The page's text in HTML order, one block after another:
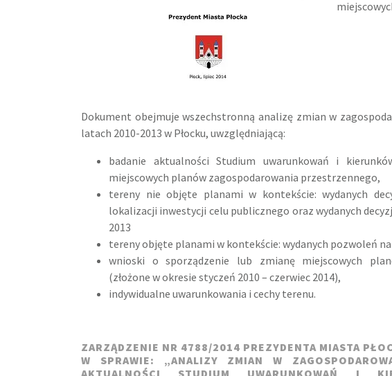
Dokument obejmuje wszechstronną analizę zmian w
latach 2010-2013 w Płocku, uwzględniającą:
badanie aktualności Studium uwarunkowań i
miejscowych planów zagospodarowania przestrzennego,
tereny nie objęte planami w kontekście: wydanych
lokalizacji inwestycji celu publicznego oraz wydanych
2013
tereny objęte planami w kontekście: wydanych pozwoleń
wnioski o sporządzenie lub zmianę miejscowych
(złożone w okresie styczeń 2010 – czerwiec 2014),
indywidualne uwarunkowania i cechy terenu.
ZARZĄDZENIE NR 4788/2014 PREZYDENTA MIASTA
W SPRAWIE: „ANALIZY ZMIAN W
AKTUALNOŚCI STUDIUM UWARUNKOWAŃ I